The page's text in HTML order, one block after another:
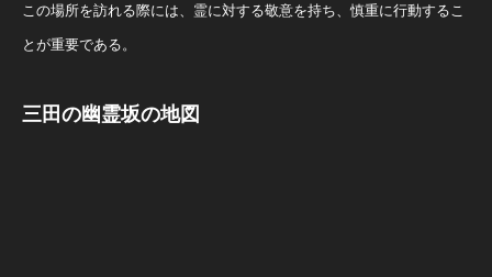
この場所を訪れる際には、霊に対する敬意を持ち、慎重に行動するこ
とが重要である。
三田の幽霊坂の地図